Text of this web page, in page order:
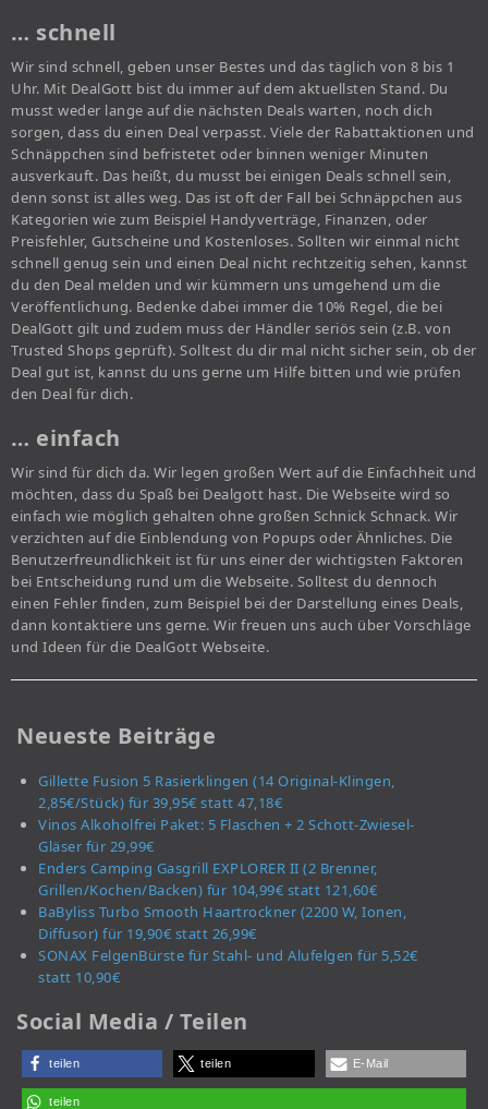
… schnell
Wir sind schnell, geben unser Bestes und das täglich von 8 bis 1
Uhr. Mit DealGott bist du immer auf dem aktuellsten Stand. Du
musst weder lange auf die nächsten Deals warten, noch dich
sorgen, dass du einen Deal verpasst. Viele der Rabattaktionen und
Schnäppchen sind befristetet oder binnen weniger Minuten
ausverkauft. Das heißt, du musst bei einigen Deals schnell sein,
denn sonst ist alles weg. Das ist oft der Fall bei Schnäppchen aus
Kategorien wie zum Beispiel Handyverträge, Finanzen, oder
Preisfehler, Gutscheine und Kostenloses. Sollten wir einmal nicht
schnell genug sein und einen Deal nicht rechtzeitig sehen, kannst
du den Deal melden und wir kümmern uns umgehend um die
Veröffentlichung. Bedenke dabei immer die 10% Regel, die bei
DealGott gilt und zudem muss der Händler seriös sein (z.B. von
Trusted Shops geprüft). Solltest du dir mal nicht sicher sein, ob der
Deal gut ist, kannst du uns gerne um Hilfe bitten und wie prüfen
den Deal für dich.
… einfach
Wir sind für dich da. Wir legen großen Wert auf die Einfachheit und
möchten, dass du Spaß bei Dealgott hast. Die Webseite wird so
einfach wie möglich gehalten ohne großen Schnick Schnack. Wir
verzichten auf die Einblendung von Popups oder Ähnliches. Die
Benutzerfreundlichkeit ist für uns einer der wichtigsten Faktoren
bei Entscheidung rund um die Webseite. Solltest du dennoch
einen Fehler finden, zum Beispiel bei der Darstellung eines Deals,
dann kontaktiere uns gerne. Wir freuen uns auch über Vorschläge
und Ideen für die DealGott Webseite.
Neueste Beiträge
Gillette Fusion 5 Rasierklingen (14 Original-Klingen,
2,85€/Stück) für 39,95€ statt 47,18€
Vinos Alkoholfrei Paket: 5 Flaschen + 2 Schott-Zwiesel-
Gläser für 29,99€
Enders Camping Gasgrill EXPLORER II (2 Brenner,
Grillen/Kochen/Backen) für 104,99€ statt 121,60€
BaByliss Turbo Smooth Haartrockner (2200 W, Ionen,
Diffusor) für 19,90€ statt 26,99€
SONAX FelgenBürste für Stahl- und Alufelgen für 5,52€
statt 10,90€
Social Media / Teilen
teilen teilen E-Mail
teilen